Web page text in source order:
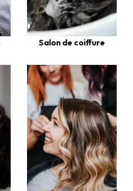
Salon de coiffure